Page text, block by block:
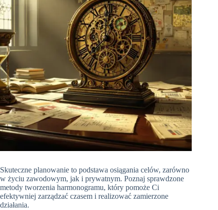
Skuteczne planowanie to podstawa osiągania celów, zarówno
w życiu zawodowym, jak i prywatnym. Poznaj sprawdzone
metody tworzenia harmonogramu, który pomoże Ci
efektywniej zarządzać czasem i realizować zamierzone
działania.